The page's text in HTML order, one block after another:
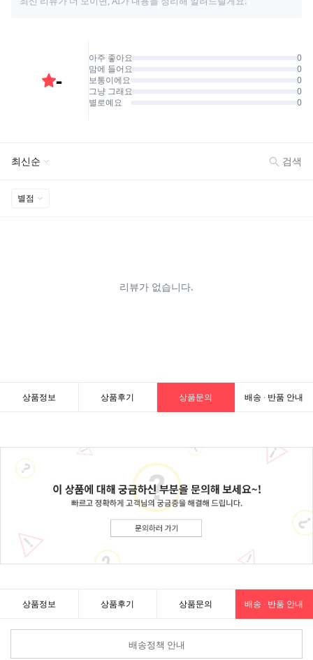
상품정보 상품후기 상품문의 배송 · 반품 안내
상품정보 상품후기 상품문의 배송 · 반품 안내
배송정책 안내